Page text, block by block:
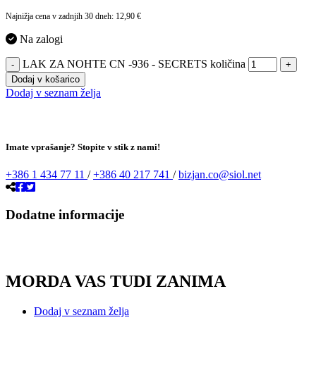
Najnižja cena v zadnjih 30 dneh: 12,90 €
Na zalogi
- LAK ZA NOHTE CN -936 - SECRETS količina
+
Dodaj v košarico
Dodaj v seznam želja
Imate vprašanje? Stopite v stik z nami!
+386 1 434 77 11 /+386 40 217 741 /bizjan.co@siol.net
Dodatne informacije
MORDA VAS TUDI ZANIMA
Dodaj v seznam želja